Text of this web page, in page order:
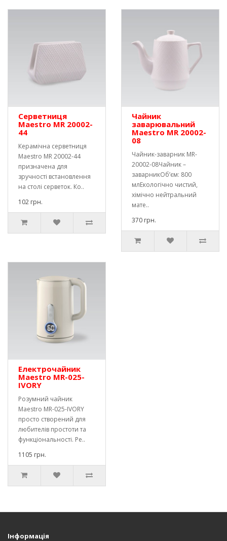
Серветниця
Maestro MR 20002-
44
Керамічна серветниця
Maestro MR 20002-44
призначена для
зручності встановлення
на столі серветок. Ко..
102 грн.
Чайник
заварювальний
Maestro MR 20002-
08
Чайник-заварник MR-
20002-08Чайник –
заварникОб’єм: 800
млЕкологічно чистий,
хімічно нейтральний
мате..
370 грн.
Електрочайник
Maestro MR-025-
IVORY
Розумний чайник
Maestro MR-025-IVORY
просто створений для
любителів простоти та
функціональності. Ре..
1105 грн.
Інформація